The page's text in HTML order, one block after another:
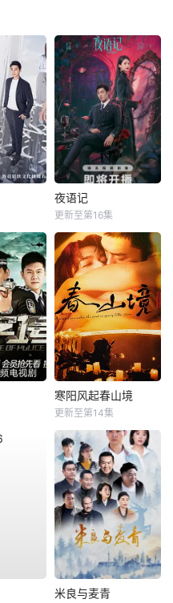
夜语记
更新至第16集
寒阳风起春山境
更新至第14集
米良与麦青